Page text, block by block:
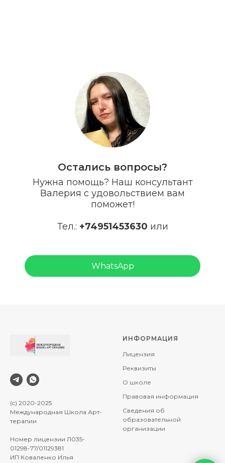
Остались вопросы?
Нужна помощь? Наш консультант
Валерия с удовольствием вам
поможет!
Тел.: +74951453630 или
WhatsApp
(c) 2020-2025
Международная Школа Арт-
терапии
Номер лицензии Л035-
01298-77/01129381
ИП Коваленко Илья
ИНФОРМАЦИЯ
Лицензия
Реквизиты
О школе
Правовая информация
Сведения об
образовательной
организации